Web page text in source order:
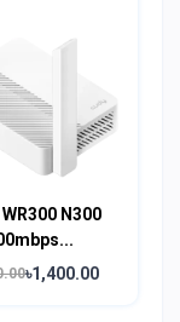
N300
৳1,400.00